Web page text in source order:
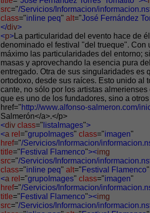
src="/Servicios/Informacion/
class="inline peq" alt="José Fernández
</div>
<p> La particularidad del evento hace de
denominado el festival "del trueque". Con
máximo las particularidades del entorno;
masas y aprovechando la esencia pura
entregado. Otra de sus singularidades es
ortodoxo, desde sus raíces. Esto unido al
cante, no sólo por los artistas
que es uno de los fundadores, sino a
href="http://www.alfonso-salmeron.com/
Salmerón</a>.</p>
<div class=" listaImages">
<a rel ="grupoImages" class="imagen"
href="/Servicios/Informacion/
title=" Festival Flamenco"><img
src="/Servicios/Informacion/
class="inline peq" alt=" Festival Flamenco"
<a rel ="grupoImages" class="imagen"
href="/Servicios/Informacion/
title=" Festival Flamenco"><img
src="/Servicios/Informacion/